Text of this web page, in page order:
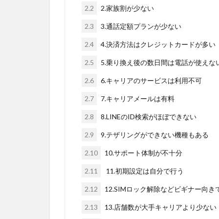
2.2 2.家族割が少ない
2.3 3.通話定額プランが少ない
2.4 4.決済方法はクレジットカードが多い
2.5 5.乗り換え後の数日間は電話が使えな
2.6 6.キャリアのサービスは利用不可
2.7 7.キャリアメールは有料
2.8 8.LINEのID検索がほぼできない
2.9 9.テザリングができない機種もある
2.10 10.サポート体制が不十分
2.11 11.初期設定は自分で行う
2.12 12.SIMロック解除などビギナー向き
2.13 13.店舗数が大手キャリアより少ない